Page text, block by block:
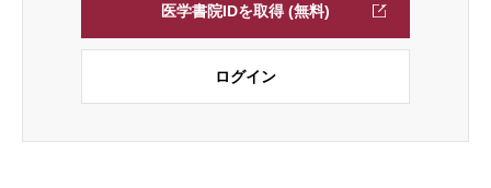
医学書院IDを取得 (無料)
ログイン